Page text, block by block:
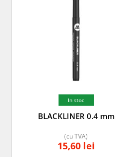
In stoc
BLACKLINER 0.4 mm
15,60 lei
(cu TVA)